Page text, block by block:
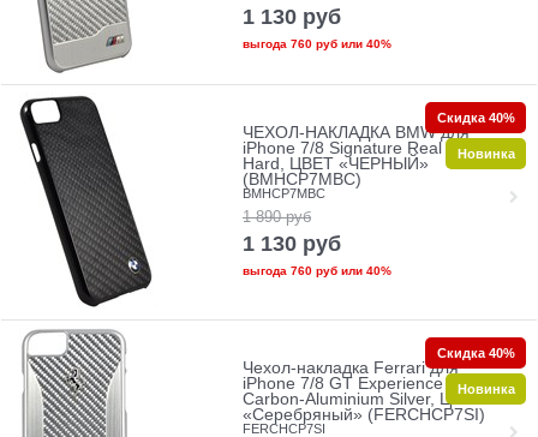
1 130 руб
выгода 760 рубили 40%
ЧЕХОЛ-НАКЛАДКА BMW для
iPhone 7/8 Signature Real carbon
Hard, ЦВЕТ «ЧЕРНЫЙ»
(BMHCP7MBC)
BMHCP7MBC
1 890 руб
1 130 руб
выгода 760 рубили 40%
Скидка 40%
Новинка
Чехол-накладка Ferrari для
iPhone 7/8 GT Experience Hard
Carbon-Aluminium Silver, Цвет
«Серебряный» (FERCHCP7SI)
FERCHCP7SI
Скидка 40%
Новинка